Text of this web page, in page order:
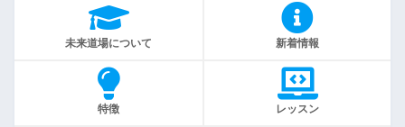
未来道場について 新着情報
特徴 レッスン